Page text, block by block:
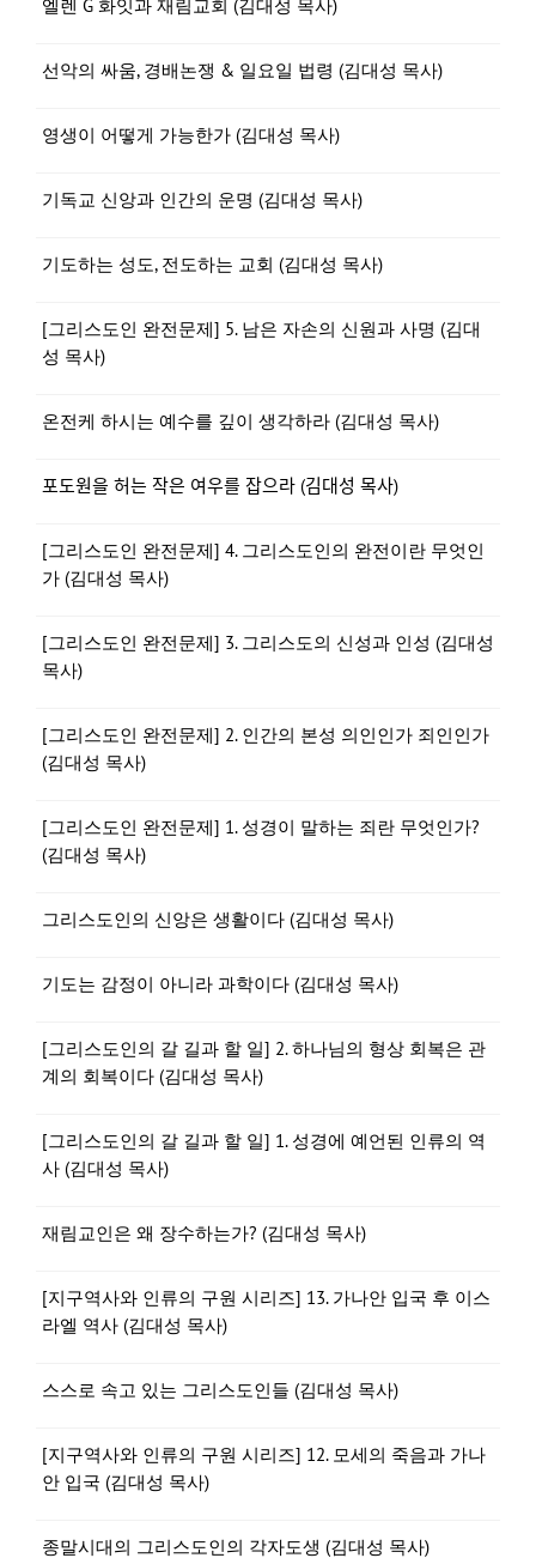
엘렌 G 화잇과 재림교회 (김대성 목사)
선악의 싸움, 경배논쟁 & 일요일 법령 (김대성 목사)
영생이 어떻게 가능한가 (김대성 목사)
기독교 신앙과 인간의 운명 (김대성 목사)
기도하는 성도, 전도하는 교회 (김대성 목사)
[그리스도인 완전문제] 5. 남은 자손의 신원과 사명 (김대
성 목사)
온전케 하시는 예수를 깊이 생각하라 (김대성 목사)
포도원을 허는 작은 여우를 잡으라 (김대성 목사)
[그리스도인 완전문제] 4. 그리스도인의 완전이란 무엇인
가 (김대성 목사)
[그리스도인 완전문제] 3. 그리스도의 신성과 인성 (김대성
목사)
[그리스도인 완전문제] 2. 인간의 본성 의인인가 죄인인가
(김대성 목사)
[그리스도인 완전문제] 1. 성경이 말하는 죄란 무엇인가?
(김대성 목사)
그리스도인의 신앙은 생활이다 (김대성 목사)
기도는 감정이 아니라 과학이다 (김대성 목사)
[그리스도인의 갈 길과 할 일] 2. 하나님의 형상 회복은 관
계의 회복이다 (김대성 목사)
[그리스도인의 갈 길과 할 일] 1. 성경에 예언된 인류의 역
사 (김대성 목사)
재림교인은 왜 장수하는가? (김대성 목사)
[지구역사와 인류의 구원 시리즈] 13. 가나안 입국 후 이스
라엘 역사 (김대성 목사)
스스로 속고 있는 그리스도인들 (김대성 목사)
[지구역사와 인류의 구원 시리즈] 12. 모세의 죽음과 가나
안 입국 (김대성 목사)
종말시대의 그리스도인의 각자도생 (김대성 목사)